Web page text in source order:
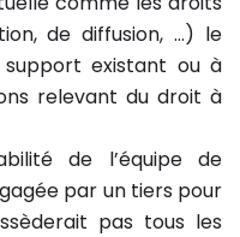
de diffusion, …) le
existant ou à
relevant du droit à
de l’équipe de
par un tiers pour
pas tous les